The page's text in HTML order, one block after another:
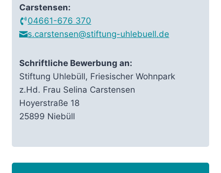
Carstensen:
04661-676 370
s.carstensen@stiftung-uhlebuell.de
Schriftliche Bewerbung an:
Stiftung Uhlebüll, Friesischer Wohnpark
z.Hd. Frau Selina Carstensen
Hoyerstraße 18
25899 Niebüll